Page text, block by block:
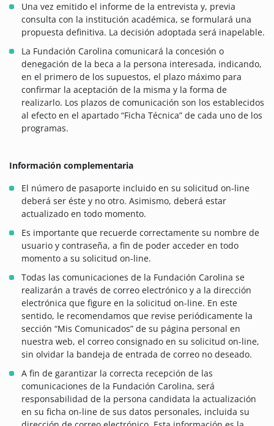
Una vez emitido el informe de la entrevista y, previa
consulta con la institución académica, se formulará una
propuesta definitiva. La decisión adoptada será inapelable.
La Fundación Carolina comunicará la concesión o
denegación de la beca a la persona interesada, indicando,
en el primero de los supuestos, el plazo máximo para
confirmar la aceptación de la misma y la forma de
realizarlo. Los plazos de comunicación son los establecidos
al efecto en el apartado “Ficha Técnica” de cada uno de los
programas.
Información complementaria
El número de pasaporte incluido en su solicitud on-line
deberá ser éste y no otro. Asimismo, deberá estar
actualizado en todo momento.
Es importante que recuerde correctamente su nombre de
usuario y contraseña, a fin de poder acceder en todo
momento a su solicitud on-line.
Todas las comunicaciones de la Fundación Carolina se
realizarán a través de correo electrónico y a la dirección
electrónica que figure en la solicitud on-line. En este
sentido, le recomendamos que revise periódicamente la
sección “Mis Comunicados” de su página personal en
nuestra web, el correo consignado en su solicitud on-line,
sin olvidar la bandeja de entrada de correo no deseado.
A fin de garantizar la correcta recepción de las
comunicaciones de la Fundación Carolina, será
responsabilidad de la persona candidata la actualización
en su ficha on-line de sus datos personales, incluida su